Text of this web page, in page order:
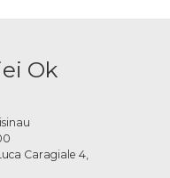
o. Un mesaj
Ok
Caragiale 4,